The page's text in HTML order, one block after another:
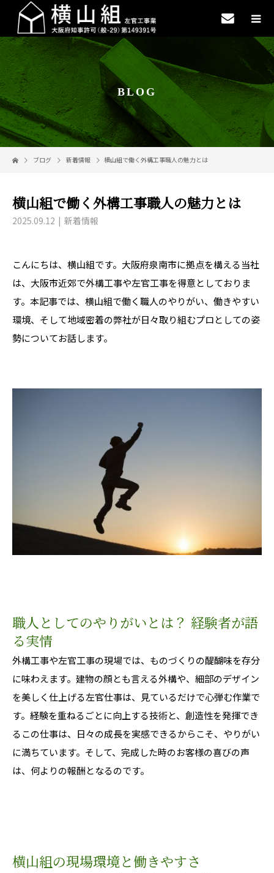
BLOG
ブログ 新着情報 横山組で働く外構工事職人の魅力とは
横山組で働く外構工事職人の魅力とは
2025.09.12 新着情報
こんにちは、横山組です。大阪府泉南市に拠点を構える当社
は、大阪市近郊で外構工事や左官工事を得意としておりま
す。本記事では、横山組で働く職人のやりがい、働きやすい
環境、そして地域密着の弊社が日々取り組むプロとしての姿
勢についてお話します。
職人としてのやりがいとは？ 経験者が語
る実情
外構工事や左官工事の現場では、ものづくりの醍醐味を存分
に味わえます。建物の顔とも言える外構や、細部のデザイン
を美しく仕上げる左官仕事は、見ているだけで心弾む作業で
す。経験を重ねるごとに向上する技術と、創造性を発揮でき
るこの仕事は、日々の成長を実感できるからこそ、やりがい
に満ちています。そして、完成した時のお客様の喜びの声
は、何よりの報酬となるのです。
横山組の現場環境と働きやすさ